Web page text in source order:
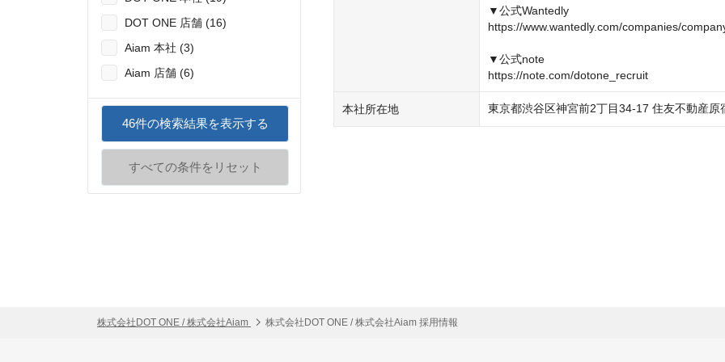
DOT ONE 店舗 (16)
Aiam 本社 (3)
Aiam 店舗 (6)
46件の検索結果を表示する
すべての条件をリセット
▼公式Wantedly
https://www.wantedly.com/companies/
▼公式note
https://note.com/dotone_recruit
本社所在地 東京都渋谷区神宮前2丁目34-17 住友不動産原
株式会社DOT ONE / 株式会社Aiam 株式会社DOT ONE / 株式会社Aiam 採用情報